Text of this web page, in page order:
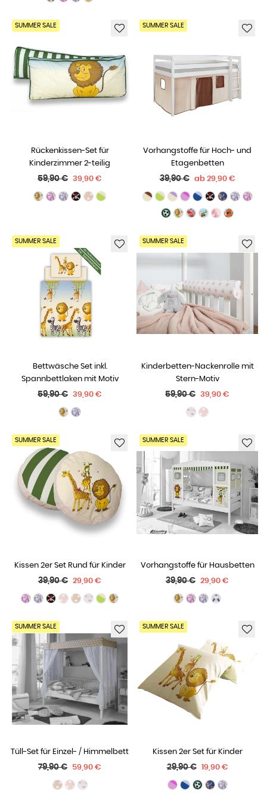
SUMMER SALE
Rückenkissen-Set für
Kinderzimmer 2-teilig
Normaler
Preis
59,90 € 39,90 €
SUMMER SALE
Vorhangstoffe für Hoch- und
Etagenbetten
Normaler
Preis
39,90 € ab 29,90 €
SUMMER SALE
Bettwäsche Set inkl.
Spannbettlaken mit Motiv
Normaler
59,90 € 39,90 €
SUMMER SALE
Kinderbetten-Nackenrolle mit
Stern-Motiv
Normaler
59,90 € 39,90 €
SUMMER SALE
Kissen 2er Set Rund für Kinder
Normaler
Preis
39,90 € 29,90 €
SUMMER SALE
Vorhangstoffe für Hausbetten
Normaler
Preis
39,90 € 29,90 €
SUMMER SALE
Tüll-Set für Einzel- / Himmelbett
Normaler
Preis
79,90 € 59,90 €
SUMMER SALE
Kissen 2er Set für Kinder
Normaler
Preis
29,90 € 19,90 €